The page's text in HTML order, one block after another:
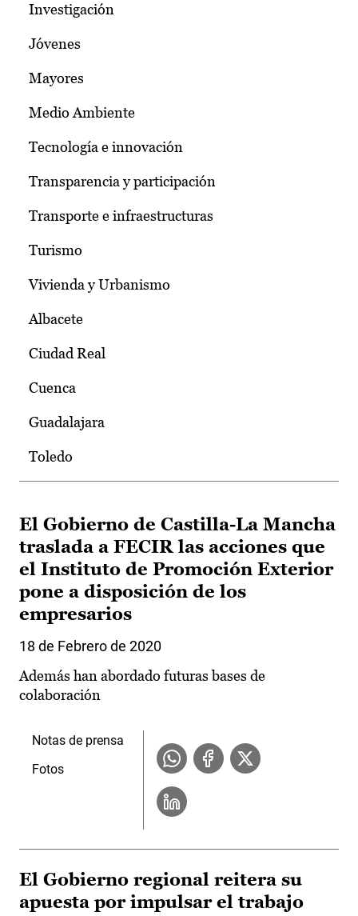
Investigación
Jóvenes
Mayores
Medio Ambiente
Tecnología e innovación
Transparencia y participación
Transporte e infraestructuras
Turismo
Vivienda y Urbanismo
Albacete
Ciudad Real
Cuenca
Guadalajara
Toledo
El Gobierno de Castilla-La Mancha
traslada a FECIR las acciones que
el Instituto de Promoción Exterior
pone a disposición de los
empresarios
18 de Febrero de 2020
Además han abordado futuras bases de
colaboración
Notas de prensa
Fotos
El Gobierno regional reitera su
apuesta por impulsar el trabajo